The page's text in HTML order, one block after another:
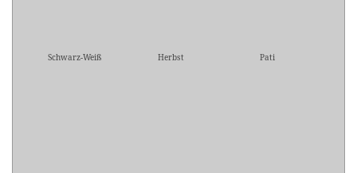
Schwarz-Weiß Herbst Pati